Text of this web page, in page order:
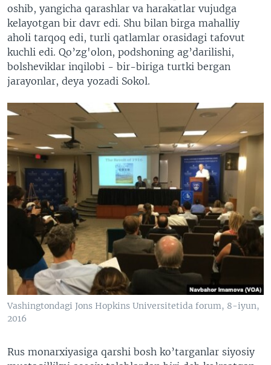
oshib, yangicha qarashlar va harakatlar vujudga
kelayotgan bir davr edi. Shu bilan birga mahalliy
aholi tarqoq edi, turli qatlamlar orasidagi tafovut
kuchli edi. Qo’zg'olon, podshoning ag’darilishi,
bolsheviklar inqilobi - bir-biriga turtki bergan
jarayonlar, deya yozadi Sokol.
Vashingtondagi Jons Hopkins Universitetida forum, 8-iyun,
2016
Rus monarxiyasiga qarshi bosh ko’targanlar siyosiy